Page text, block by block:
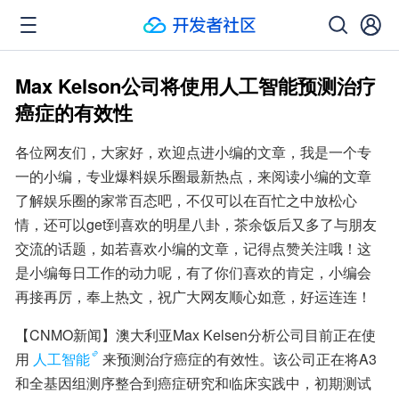
Max Kelson公司将使用人工智能预测治疗
癌症的有效性
各位网友们，大家好，欢迎点进小编的文章，我是一个专
一的小编，专业爆料娱乐圈最新热点，来阅读小编的文章
了解娱乐圈的家常百态吧，不仅可以在百忙之中放松心
情，还可以get到喜欢的明星八卦，茶余饭后又多了与朋友
交流的话题，如若喜欢小编的文章，记得点赞关注哦！这
是小编每日工作的动力呢，有了你们喜欢的肯定，小编会
再接再厉，奉上热文，祝广大网友顺心如意，好运连连！
【CNMO新闻】澳大利亚Max Kelsen分析公司目前正在使
用 人工智能
来预测治疗癌症的有效性。该公司正在将A3
和全基因组测序整合到癌症研究和临床实践中，初期测试